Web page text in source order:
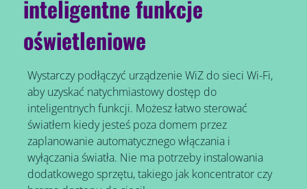
inteligentne funkcje
oświetleniowe
Wystarczy podłączyć urządzenie WiZ do sieci Wi-Fi,
aby uzyskać natychmiastowy dostęp do
inteligentnych funkcji. Możesz łatwo sterować
światłem kiedy jesteś poza domem przez
zaplanowanie automatycznego włączania i
wyłączania światła. Nie ma potrzeby instalowania
dodatkowego sprzętu, takiego jak koncentrator czy